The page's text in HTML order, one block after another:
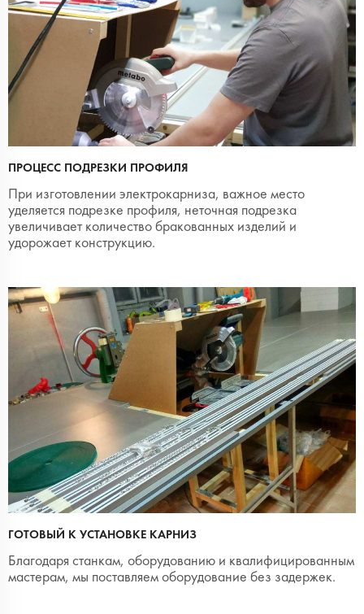
ПРОЦЕСС ПОДРЕЗКИ ПРОФИЛЯ
При изготовлении электрокарниза, важное место
уделяется подрезке профиля, неточная подрезка
увеличивает количество бракованных изделий и
удорожает конструкцию.
ГОТОВЫЙ К УСТАНОВКЕ КАРНИЗ
Благодаря станкам, оборудованию и квалифицированным
мастерам, мы поставляем оборудование без задержек.